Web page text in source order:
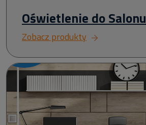
Oświetlenie do Salonu
Zobacz produkty